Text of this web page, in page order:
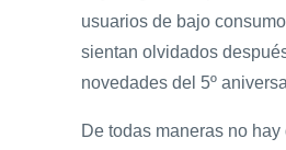
usuarios de bajo
sientan olvidados
novedades del 5º
De todas maneras no